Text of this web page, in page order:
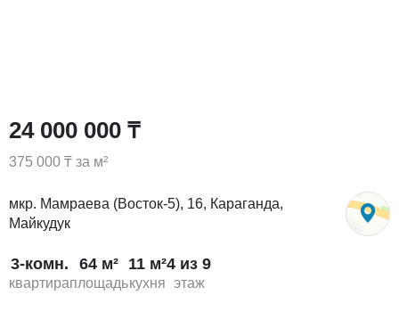
24 000 000 ₸
375 000 ₸ за м²
мкр. Мамраева (Восток-5), 16, Караганда,
Майкудук
3-комн.
квартира
64 м²
площадь
11 м²
кухня
4 из 9
этаж